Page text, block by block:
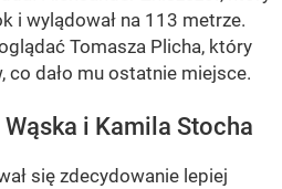
i wylądował na 113 metrze.
Tomasza Plicha, który
co dało mu ostatnie miejsce.
i Kamila Stocha
się zdecydowanie lepiej